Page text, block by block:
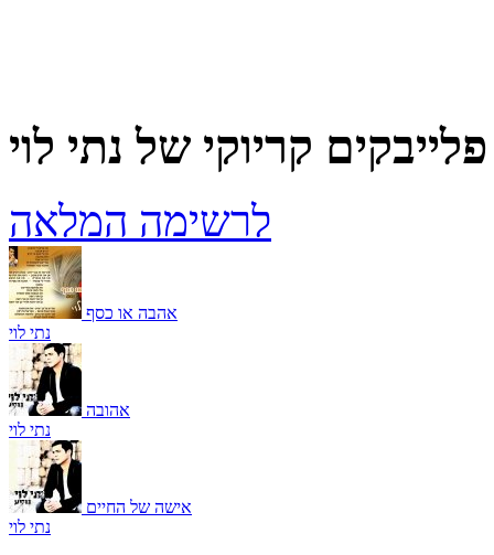
קריוקי של נתי לוי
לרשימה המלאה
אהבה או כסף
נתי לוי
אהובה
נתי לוי
אישה של החיים
נתי לוי